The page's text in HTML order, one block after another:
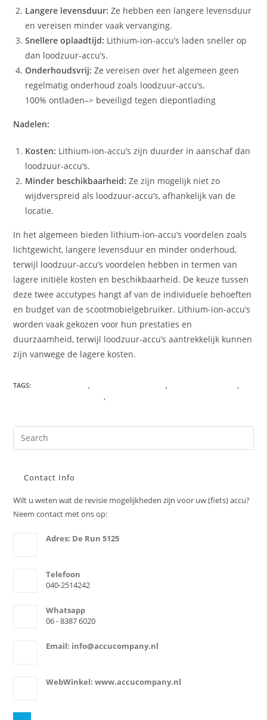
Langere levensduur: Ze hebben een langere levensduur
en vereisen minder vaak vervanging.
Snellere oplaadtijd: Lithium-ion-accu’s laden sneller op
dan loodzuur-accu’s.
Onderhoudsvrij: Ze vereisen over het algemeen geen
regelmatig onderhoud zoals loodzuur-accu’s.
100% ontladen–> beveiligd tegen diepontlading
Nadelen:
Kosten: Lithium-ion-accu’s zijn duurder in aanschaf dan
loodzuur-accu’s.
Minder beschikbaarheid: Ze zijn mogelijk niet zo
wijdverspreid als loodzuur-accu’s, afhankelijk van de
locatie.
In het algemeen bieden lithium-ion-accu’s voordelen zoals
lichtgewicht, langere levensduur en minder onderhoud,
terwijl loodzuur-accu’s voordelen hebben in termen van
lagere initiële kosten en beschikbaarheid. De keuze tussen
deze twee accutypes hangt af van de individuele behoeften
en budget van de scootmobielgebruiker. Lithium-ion-accu’s
worden vaak gekozen voor hun prestaties en
duurzaamheid, terwijl loodzuur-accu’s aantrekkelijk kunnen
zijn vanwege de lagere kosten.
TAGS:
Contact Info
Wilt u weten wat de revisie mogelijkheden zijn voor uw (fiets) accu?
Neem contact met ons op:
Adres: De Run 5125
Telefoon
040-2514242
Whatsapp
06 - 8387 6020
Email: info@accucompany.nl
your
application
WebWinkel: www.accucompany.nl